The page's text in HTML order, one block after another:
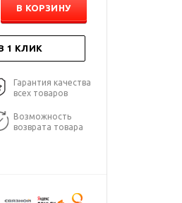
В КОРЗИНУ
1 КЛИК
Гарантия качества
всех товаров
Возможность
возврата товара